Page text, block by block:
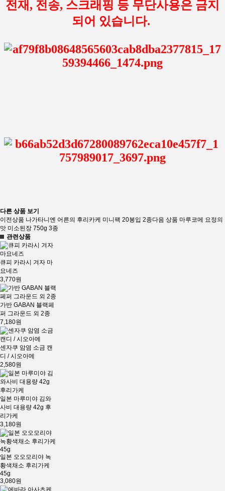
전재, 전송, 스크래핑 등 무단사용은 금지
되어 있습니다.
다른 상품 보기
이전상품 나가타니엔 어른의 후리카케 미니팩 20봉입 2종다음 상품 마루코메 요정의
맛 미소된장 750g 3종
관련상품
큐피 카라시 겨자 마
요네즈
3,770원
가반 GABAN 블랙페
퍼 그라운드 외 2종
7,180원
센자쿠 암염 소금 캔
디 / 시오아메
2,580원
일본 마루미야 김와
사비 대용량 42g 후
리가케
3,180원
일본 오오모리야 녹
황색채소 후리가케
45g
3,080원